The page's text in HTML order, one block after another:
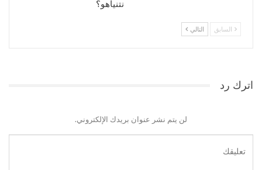
نتنياهو؟
السابق التالي
اترك رد
لن يتم نشر عنوان بريدك الإلكتروني.